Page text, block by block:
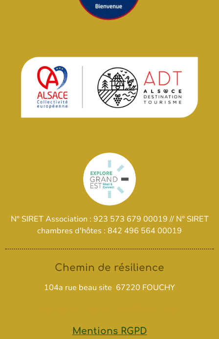
N° SIRET Association : 923 573 679 00019 // N° SIRET
chambres d'hôtes : 842 496 564 00019
Chemin de résilience
104a rue beau site 67220 FOUCHY
Mentions RGPD